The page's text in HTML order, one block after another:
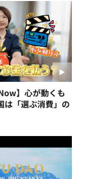
】心が動くも
は「選ぶ消費」の